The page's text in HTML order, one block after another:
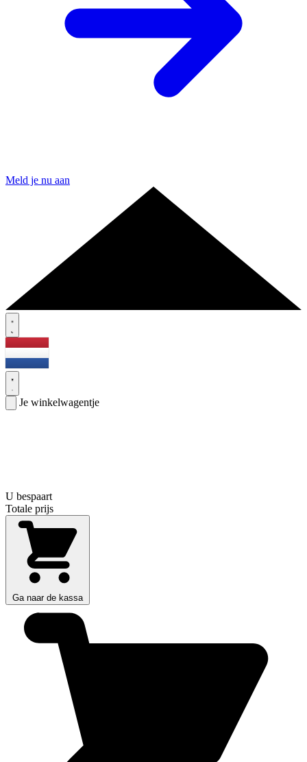
Meld je nu aan
Je winkelwagentje
U bespaart
Totale prijs
Ga naar de kassa